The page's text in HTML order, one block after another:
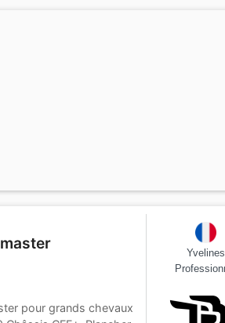
pour grands chevaux
Yvelines